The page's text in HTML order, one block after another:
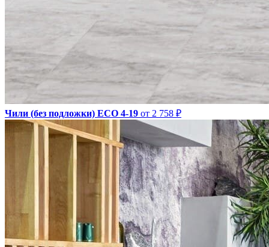
Чили (без подложки) ЕСО 4-19 от 2 758 ₽